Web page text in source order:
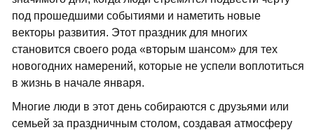
под прошедшими событиями и наметить новые
векторы развития. Этот праздник для многих
становится своего рода «вторым шансом» для тех
новогодних намерений, которые не успели воплотиться
в жизнь в начале января.
Многие люди в этот день собираются с друзьями или
семьей за праздничным столом, создавая атмосферу